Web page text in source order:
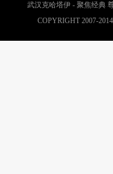
武汉克哈塔伊 - 聚焦经典
COPYRIGHT 2007-